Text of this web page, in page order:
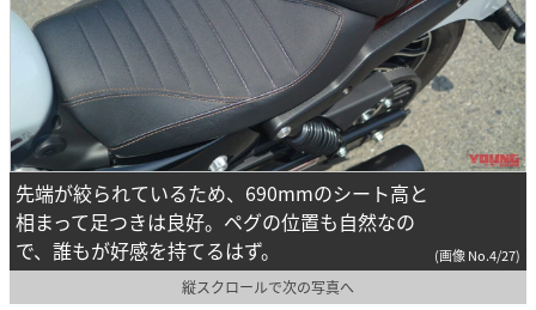
先端が絞られているため、690mmのシート高と
相まって足つきは良好。ペグの位置も自然なの
で、誰もが好感を持てるはず。
(画像 No.4/27)
縦スクロールで次の写真へ